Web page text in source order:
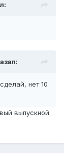
нет 10
выпускной